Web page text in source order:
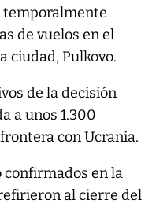
temporalmente
de vuelos en el
ciudad, Pulkovo.
de la decisión
a unos 1.300
con Ucrania.
confirmados en la
al cierre del